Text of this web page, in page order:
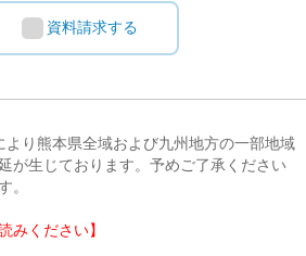
資料請求する
り熊本県全域および九州地方の一部地域
が生じております。予めご了承ください
。
みください】